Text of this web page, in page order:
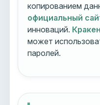
копированием
официальный
инноваций.
может
паролей.